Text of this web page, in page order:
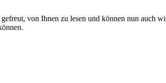
von Ihnen zu lesen und können nun auch